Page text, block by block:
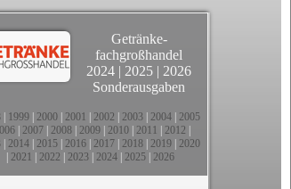
Getränke-
fachgroßhandel
2024 | 2025 | 2026
Sonderausgaben
1999 2000 2001 2002 2003 2004 2005
2007 2008 2009 2010 2011 2012
2014 2015 2016 2017 2018 2019 2020
2021 2022 2023| 2024| 2025| 2026